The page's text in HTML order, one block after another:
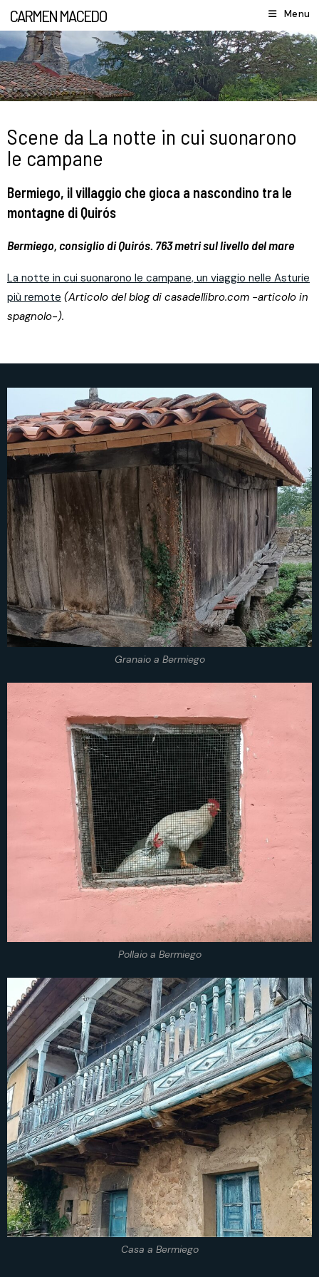
CARMEN MACEDO Menu
Scene da La notte in cui suonarono
le campane
Bermiego, il villaggio che gioca a nascondino tra le
montagne di Quirós
Bermiego, consiglio di Quirós. 763 metri sul livello del mare
La notte in cui suonarono le campane, un viaggio nelle Asturie
più remote (Articolo del blog di casadellibro.com -articolo in
spagnolo-).
Granaio a Bermiego
Pollaio a Bermiego
Casa a Bermiego